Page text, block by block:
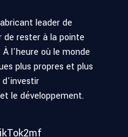
leader de
rester à la pointe
l'heure où le monde
plus propres et plus
d'investir
le développement.